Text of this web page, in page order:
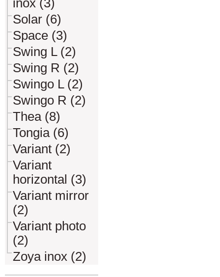
inox (3)
Solar (6)
Space (3)
Swing L (2)
Swing R (2)
Swingo L (2)
Swingo R (2)
Thea (8)
Tongia (6)
Variant (2)
Variant
horizontal (3)
Variant mirror
(2)
Variant photo
(2)
Zoya inox (2)